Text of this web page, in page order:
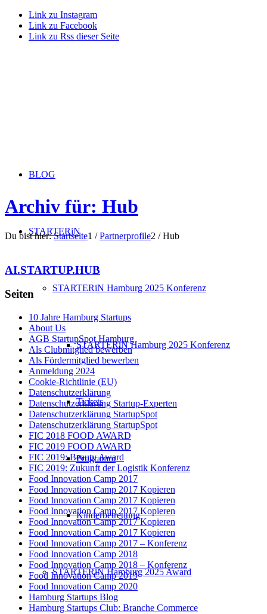
Link zu Instagram
Link zu Facebook
Link zu Rss dieser Seite
BLOG
STARTERiN
STARTERiN Hamburg 2025 Konferenz
STARTERiN Hamburg 2025 Konferenz
Tickets
Programm
Kinderbetreuung
STARTERiN Hamburg 2025 Award
Archiv für: Hub
Du bist hier: Startseite1 / Partnerprofile2 / Hub
AI.STARTUP.HUB
Seiten
10 Jahre Hamburg Startups
About Us
AGB StartupSpot Hamburg
Als Clubmitglied bewerben
Als Fördermitglied bewerben
Anmeldung 2024
Cookie-Richtlinie (EU)
Datenschutzerklärung
Datenschutzerklärung Startup-Experten
Datenschutzerklärung StartupSpot
Datenschutzerklärung StartupSpot
FIC 2018 FOOD AWARD
FIC 2019 FOOD AWARD
FIC 2019: Beauty Award
FIC 2019: Zukunft der Logistik Konferenz
Food Innovation Camp 2017
Food Innovation Camp 2017 Kopieren
Food Innovation Camp 2017 Kopieren
Food Innovation Camp 2017 Kopieren
Food Innovation Camp 2017 Kopieren
Food Innovation Camp 2017 Kopieren
Food Innovation Camp 2017 – Konferenz
Food Innovation Camp 2018
Food Innovation Camp 2018 – Konferenz
Food Innovation Camp 2019
Food Innovation Camp 2020
Hamburg Startups Blog
Hamburg Startups Club: Branche Commerce